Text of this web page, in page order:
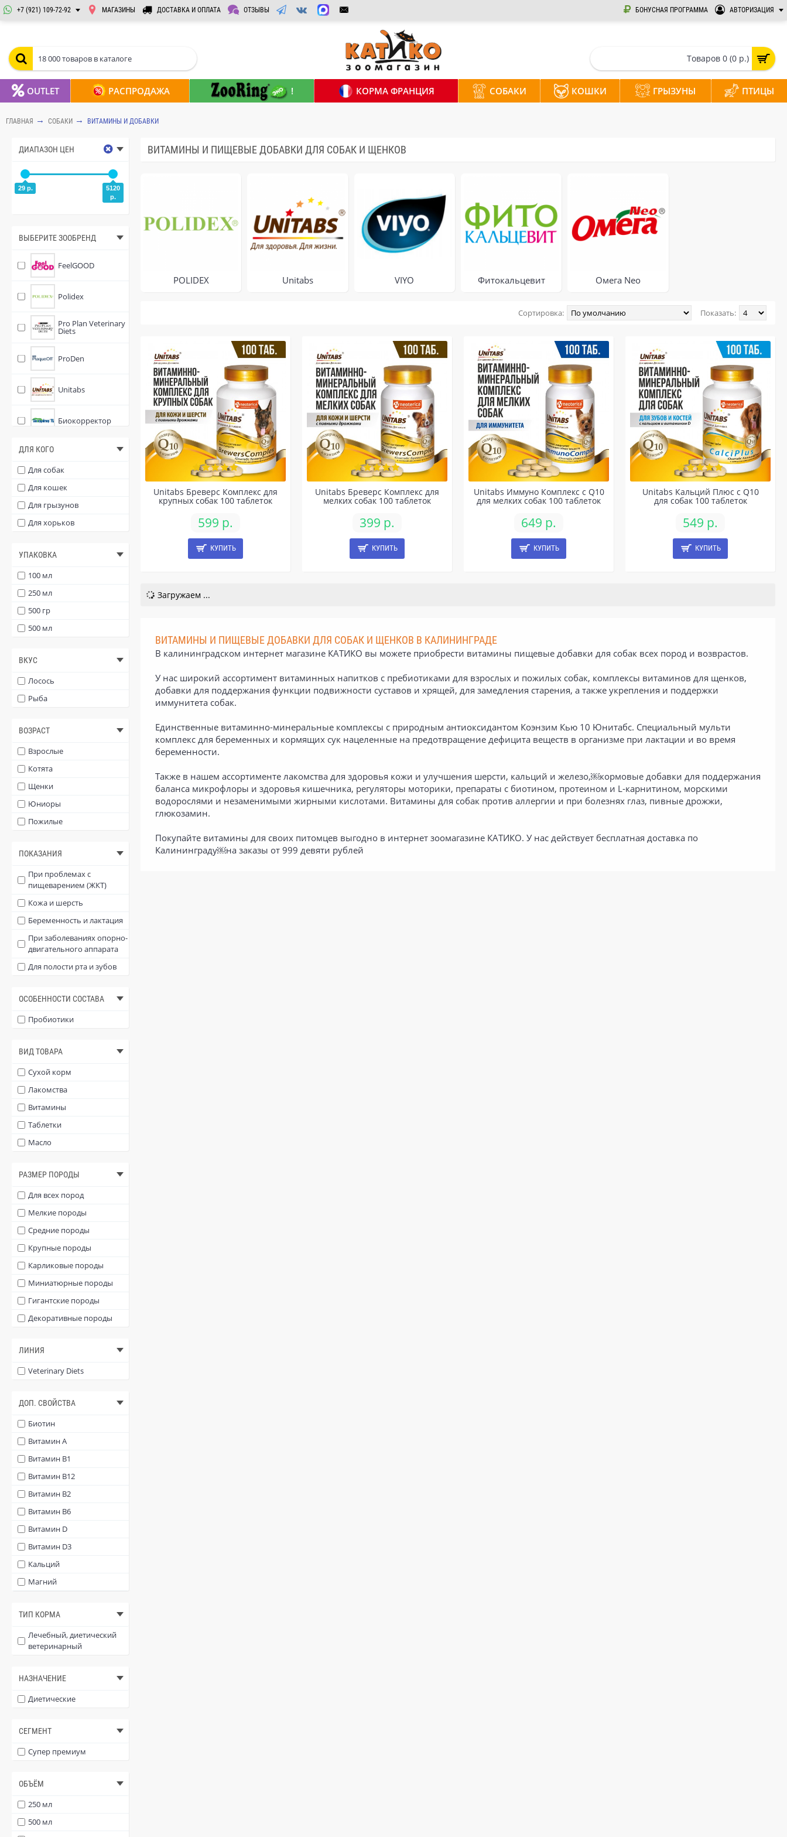
+7 (921) 109-72-92 МАГАЗИНЫ ДОСТАВКА И ОПЛАТА ОТЗЫВЫ БОНУСНАЯ ПРОГРАММА АВТОРИЗАЦИЯ
Товаров 0 (0 р.)
OUTLET РАСПРОДАЖА ! КОРМА ФРАНЦИЯ СОБАКИ КОШКИ ГРЫЗУНЫ ПТИЦЫ
ГЛАВНАЯ СОБАКИ ВИТАМИНЫ И ДОБАВКИ
ДИАПАЗОН ЦЕН
29 р.
5120
р.
ВЫБЕРИТЕ ЗООБРЕНД
FeelGOOD
Polidex
Pro Plan Veterinary
Diets
ProDen
Unitabs
Биокорректор
ДЛЯ КОГО
Для собак
Для кошек
Для грызунов
Для хорьков
УПАКОВКА
100 мл
250 мл
500 гр
500 мл
ВКУС
Лосось
Рыба
ВОЗРАСТ
Взрослые
Котята
Щенки
Юниоры
Пожилые
ПОКАЗАНИЯ
При проблемах с
пищеварением (ЖКТ)
Кожа и шерсть
Беременность и лактация
При заболеваниях опорно-
двигательного аппарата
Для полости рта и зубов
ОСОБЕННОСТИ СОСТАВА
Пробиотики
ВИД ТОВАРА
Сухой корм
Лакомства
Витамины
Таблетки
Масло
РАЗМЕР ПОРОДЫ
Для всех пород
Мелкие породы
Средние породы
Крупные породы
Карликовые породы
Миниатюрные породы
Гигантские породы
Декоративные породы
ЛИНИЯ
Veterinary Diets
ДОП. СВОЙСТВА
Биотин
Витамин A
Витамин B1
Витамин B12
Витамин B2
Витамин B6
Витамин D
Витамин D3
Кальций
Магний
Фосфор
ТИП КОРМА
Лечебный, диетический
ветеринарный
НАЗНАЧЕНИЕ
Диетические
СЕГМЕНТ
Супер премиум
ОБЪЁМ
250 мл
500 мл
ВИТАМИНЫ И ПИЩЕВЫЕ ДОБАВКИ ДЛЯ СОБАК И ЩЕНКОВ
POLIDEX Unitabs VIYO Фитокальцевит Омега Neo
Показать:
Сортировка:
Unitabs Бреверс Комплекс для
крупных собак 100 таблеток
599 р.
КУПИТЬ
Unitabs Бреверс Комплекс для
мелких собак 100 таблеток
399 р.
КУПИТЬ
Unitabs Иммуно Комплекс с Q10
для мелких собак 100 таблеток
649 р.
КУПИТЬ
Unitabs Кальций Плюс с Q10
для собак 100 таблеток
549 р.
КУПИТЬ
Загружаем ...
ВИТАМИНЫ И ПИЩЕВЫЕ ДОБАВКИ ДЛЯ СОБАК И ЩЕНКОВ В КАЛИНИНГРАДЕ
В калининградском интернет магазине КАТИКО вы можете приобрести витамины пищевые добавки для собак всех пород и возврастов.
У нас широкий ассортимент витаминных напитков с пребиотиками для взрослых и пожилых собак, комплексы витаминов для щенков,
добавки для поддержания функции подвижности суставов и хрящей, для замедления старения, а также укрепления и поддержки
иммунитета собак.
Единственные витаминно-минеральные комплексы с природным антиоксидантом Коэнзим Кью 10 Юнитабс. Специальный мульти
комплекс для беременных и кормящих сук нацеленные на предотвращение дефицита веществ в организме при лактации и во время
беременности.
Также в нашем ассортименте лакомства для здоровья кожи и улучшения шерсти, кальций и железо,￼кормовые добавки для поддержания
баланса микрофлоры и здоровья кишечника, регуляторы моторики, препараты с биотином, протеином и L-карнитином, морскими
водорослями и незаменимыми жирными кислотами. Витамины для собак против аллергии и при болезнях глаз, пивные дрожжи,
глюкозамин.
Покупайте витамины для своих питомцев выгодно в интернет зоомагазине КАТИКО. У нас действует бесплатная доставка по
Калининграду￼на заказы от 999 девяти рублей